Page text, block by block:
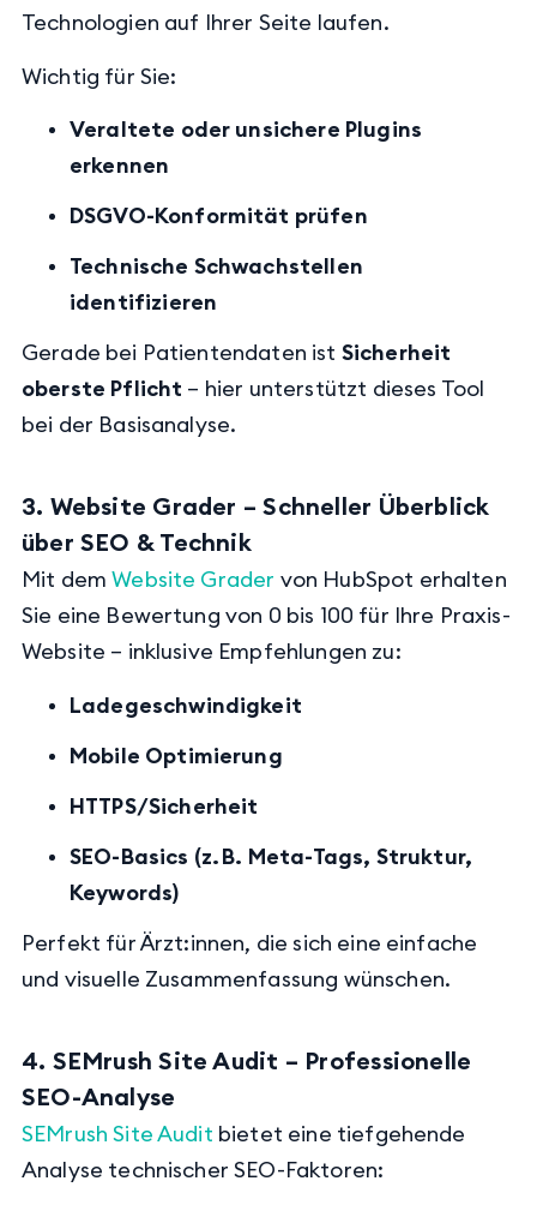
Technologien auf Ihrer Seite laufen.
Wichtig für Sie:
Veraltete oder unsichere Plugins
erkennen
DSGVO-Konformität prüfen
Technische Schwachstellen
identifizieren
Gerade bei Patientendaten ist Sicherheit
oberste Pflicht – hier unterstützt dieses Tool
bei der Basisanalyse.
3. Website Grader – Schneller Überblick
über SEO & Technik
Mit demWebsite Grader von HubSpot erhalten
Sie eine Bewertung von 0 bis 100 für Ihre Praxis-
Website – inklusive Empfehlungen zu:
Ladegeschwindigkeit
Mobile Optimierung
HTTPS/Sicherheit
SEO-Basics (z. B. Meta-Tags, Struktur,
Keywords)
Perfekt für Ärzt:innen, die sich eine einfache
und visuelle Zusammenfassung wünschen.
4. SEMrush Site Audit – Professionelle
SEO-Analyse
SEMrush Site Audit bietet eine tiefgehende
Analyse technischer SEO-Faktoren: